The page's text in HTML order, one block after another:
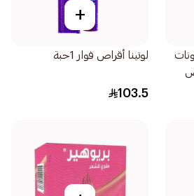
+
لوتينا أقراص فوار 1حبة
103.5